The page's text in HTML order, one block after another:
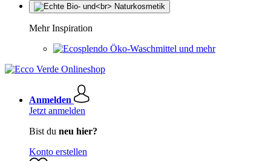
Mehr Inspiration
Öko-Waschmittel und mehr
Anmelden
Jetzt anmelden
Bist du neu hier?
Konto erstellen